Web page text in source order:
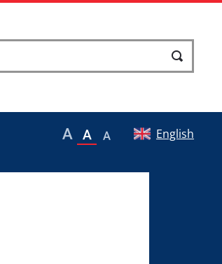
English